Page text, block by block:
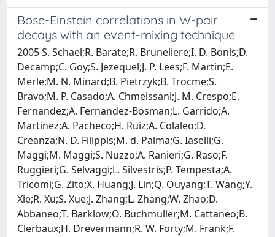
Bose-Einstein correlations in W-pair
decays with an event-mixing technique
2005 S. Schael;R. Barate;R. Bruneliere;I. D. Bonis;D.
Decamp;C. Goy;S. Jezequel;J. P. Lees;F. Martin;E.
Merle;M. N. Minard;B. Pietrzyk;B. Trocme;S.
Bravo;M. P. Casado;A. Chmeissani;J. M. Crespo;E.
Fernandez;A. Fernandez-Bosman;L. Garrido;A.
Martinez;A. Pacheco;H. Ruiz;A. Colaleo;D.
Creanza;N. D. Filippis;M. d. Palma;G. Iaselli;G.
Maggi;M. Maggi;S. Nuzzo;A. Ranieri;G. Raso;F.
Ruggieri;G. Selvaggi;L. Silvestris;P. Tempesta;A.
Tricomi;G. Zito;X. Huang;J. Lin;Q. Ouyang;T. Wang;Y.
Xie;R. Xu;S. Xue;J. Zhang;L. Zhang;W. Zhao;D.
Abbaneo;T. Barklow;O. Buchmuller;M. Cattaneo;B.
Clerbaux;H. Drevermann;R. W. Forty;M. Frank;F.